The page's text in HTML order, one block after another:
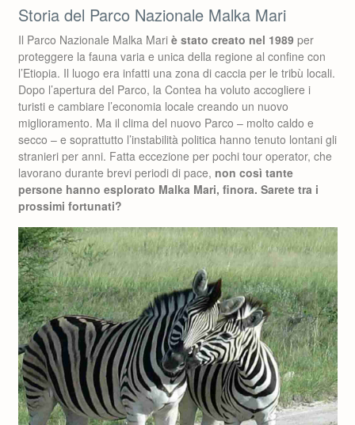
Storia del Parco Nazionale Malka Mari
Il Parco Nazionale Malka Mari è stato creato nel 1989 per
proteggere la fauna varia e unica della regione al confine con
l’Etiopia. Il luogo era infatti una zona di caccia per le tribù locali.
Dopo l’apertura del Parco, la Contea ha voluto accogliere i
turisti e cambiare l’economia locale creando un nuovo
miglioramento. Ma il clima del nuovo Parco – molto caldo e
secco – e soprattutto l’instabilità politica hanno tenuto lontani gli
stranieri per anni. Fatta eccezione per pochi tour operator, che
lavorano durante brevi periodi di pace, non così tante
persone hanno esplorato Malka Mari, finora. Sarete tra i
prossimi fortunati?